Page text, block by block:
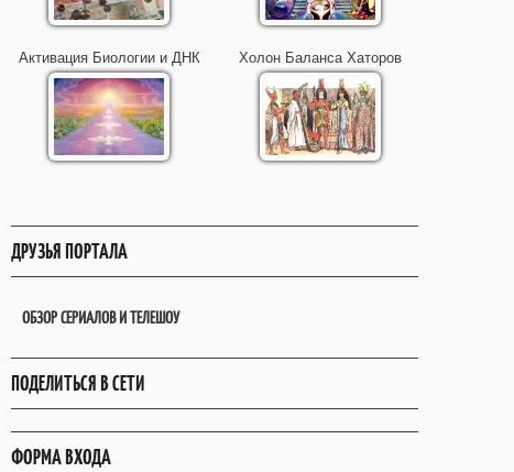
Активация Биологии и ДНК Холон Баланса Хаторов
ДРУЗЬЯ ПОРТАЛА
ОБЗОР СЕРИАЛОВ И ТЕЛЕШОУ
ПОДЕЛИТЬСЯ В СЕТИ
ФОРМА ВХОДА